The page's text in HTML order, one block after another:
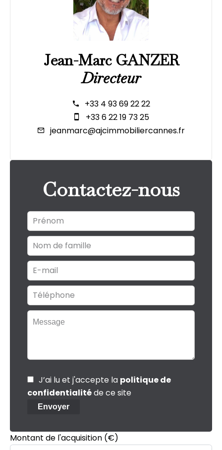
Jean-Marc GANZER
Directeur
+33 4 93 69 22 22
+33 6 22 19 73 25
jeanmarc@ajcimmobiliercannes.fr
Contactez-nous
J’ai lu et j'accepte la politique de
confidentialitéde ce site
Envoyer
Montant de l'acquisition (€)